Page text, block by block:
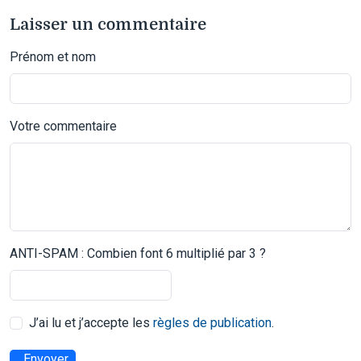
Laisser un commentaire
Prénom et nom
Votre commentaire
ANTI-SPAM : Combien font 6 multiplié par 3 ?
J’ai lu et j’accepte les règles de publication.